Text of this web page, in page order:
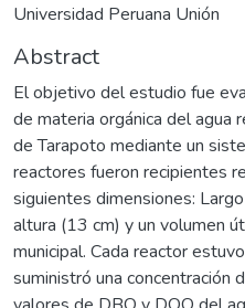
Universidad Peruana Unión
Abstract
El objetivo del estudio fue
de materia orgánica del agua
de Tarapoto mediante un
reactores fueron recipientes
siguientes dimensiones:
altura (13 cm) y un volumen
municipal. Cada reactor
suministró una concentración